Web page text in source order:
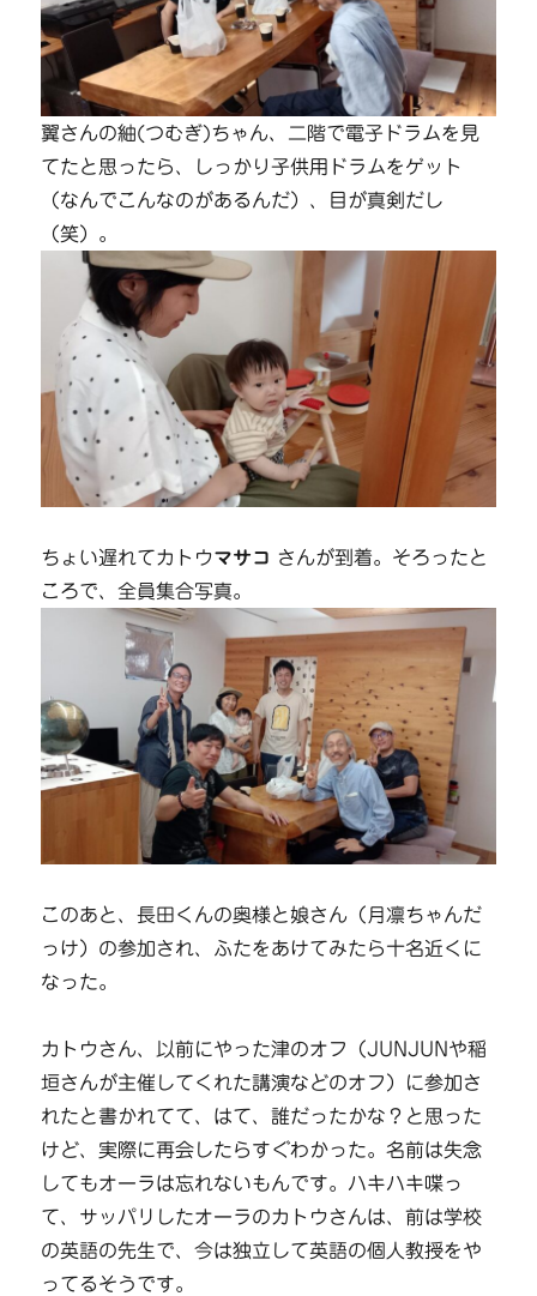
翼さんの紬(つむぎ)ちゃん、二階で電子ドラムを見
てたと思ったら、しっかり子供用ドラムをゲット
（なんでこんなのがあるんだ）、目が真剣だし
（笑）。
ちょい遅れてカトウマサコ さんが到着。そろったと
ころで、全員集合写真。
このあと、長田くんの奥様と娘さん（月凛ちゃんだ
っけ）の参加され、ふたをあけてみたら十名近くに
なった。
カトウさん、以前にやった津のオフ（JUNJUNや稲
垣さんが主催してくれた講演などのオフ）に参加さ
れたと書かれてて、はて、誰だったかな？と思った
けど、実際に再会したらすぐわかった。名前は失念
してもオーラは忘れないもんです。ハキハキ喋っ
て、サッパリしたオーラのカトウさんは、前は学校
の英語の先生で、今は独立して英語の個人教授をや
ってるそうです。